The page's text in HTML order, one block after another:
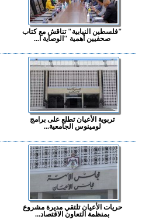
"فلسطين النيابية" تناقش مع كتاب
صحفيين أهمية "الوصاية ا...
تربوية الأعيان تطلع على برامج
لومينوس الجامعية...
حريات الأعيان تلتقي مديرة مشروع
بمنظمة التعاون الاقتصاد...